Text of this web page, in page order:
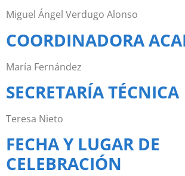
Miguel Ángel Verdugo Alonso
COORDINADORA
María Fernández
SECRETARÍA TÉCNICA
Teresa Nieto
FECHA Y LUGAR DE
CELEBRACIÓN